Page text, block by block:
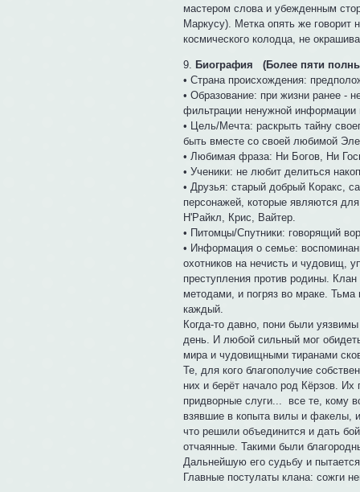
мастером слова и убежденным
Маркусу). Метка опять же говорит
космического колодца, не
9. Биография (Более пяти
• Страна происхождения:
• Образование: при жизни ранее -
фильтрации ненужной информации
• Цель/Мечта: раскрыть тайну
быть вместе со своей любимой
• Любимая фраза: Ни Богов, Ни
• Ученики: не любит делиться
• Друзья: старый добрый Коракс,
персонажей, которые являются
Н'Райкл, Крис, Вайтер.
• Питомцы/Спутники: говорящий
• Информация о семье:
охотников на нечисть и чудовищ,
преступления против родины.
методами, и погряз во мраке.
каждый.
Когда-то давно, пони были
день. И любой сильный мог
мира и чудовищными тиранами
Те, для кого благополучие
них и берёт начало род Кёрзов.
придворные слуги... все те, кому
взявшие в копыта вилы и факелы,
что решили объединится и дать
отчаянные. Такими были
Дальнейшую его судьбу и
Главные постулаты клана: сожги